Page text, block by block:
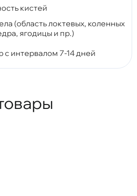
кистей
(область локтевых, коленных
ягодицы и пр.)
с интервалом 7-14 дней